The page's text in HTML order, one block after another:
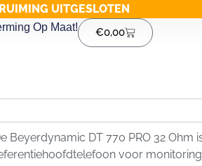
UITGESLOTEN
Op Maat! €0,00
Beyerdynamic DT 770 PRO 32 Ohm
voor